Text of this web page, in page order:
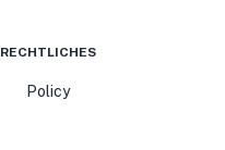
RECHTLICHES
Policy